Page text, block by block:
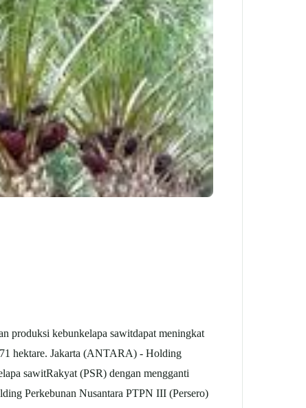
produksi kebunkelapa sawitdapat meningkat
hektare. Jakarta (ANTARA) - Holding
sawitRakyat (PSR) dengan mengganti
Perkebunan Nusantara PTPN III (Persero)